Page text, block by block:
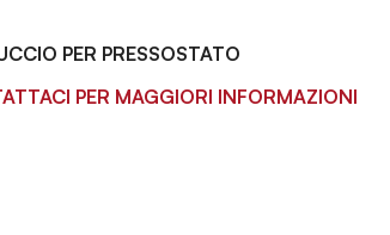
PER PRESSOSTATO
PER MAGGIORI INFORMAZIONI